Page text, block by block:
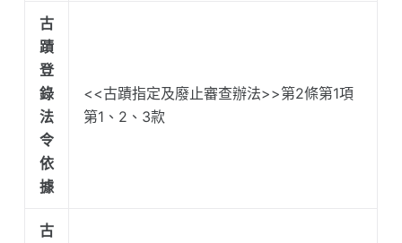
古
蹟
登
錄
法
令
依
據
<<古蹟指定及廢止審查辦法>>第2條第1項
第1、2、3款
古